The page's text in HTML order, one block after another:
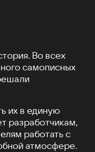
Во всех
самописных
их в единую
разработчикам,
работать с
атмосфере.